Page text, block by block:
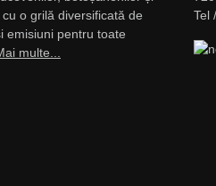
o grilă diversificată de
emisiuni pentru toate
multe...
Tel